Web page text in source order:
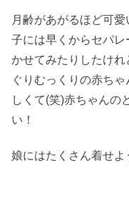
月齢があがるほど可
子には早くからセパ
かせてみたりしたけ
ぐりむっくりの赤ち
しくて(笑)赤ちゃんの
い！
娘にはたくさん着せよ